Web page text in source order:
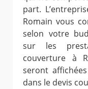
part.
Romain vous
selon votre
sur les
couverture à
seront
dans le devis